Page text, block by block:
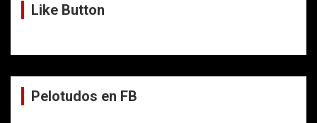
Like Button
Pelotudos en FB